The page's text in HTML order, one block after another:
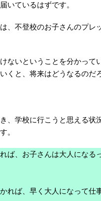
いているはずです。
、不登校のお子さんのプレ
ないということを分かって
くと、将来はどうなるのだ
、学校に行こうと思える状
。
ば、お子さんは大人になる
れば、早く大人になって仕